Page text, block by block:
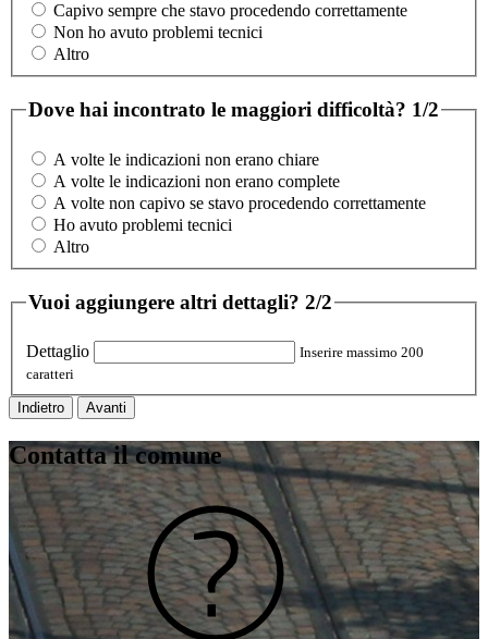
Capivo sempre che stavo procedendo correttamente
Non ho avuto problemi tecnici
Altro
Dove hai incontrato le maggiori difficoltà? 1/2
A volte le indicazioni non erano chiare
A volte le indicazioni non erano complete
A volte non capivo se stavo procedendo correttamente
Ho avuto problemi tecnici
Altro
Vuoi aggiungere altri dettagli? 2/2
Dettaglio
Inserire massimo 200
caratteri
Indietro Avanti
Contatta il comune